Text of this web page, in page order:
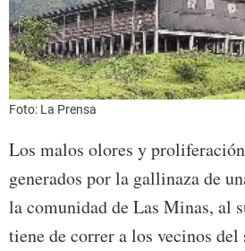
Foto: La Prensa
Los malos olores y
generados por la gallinaza de
la comunidad de Las Minas, al
tiene de correr a los vecinos del